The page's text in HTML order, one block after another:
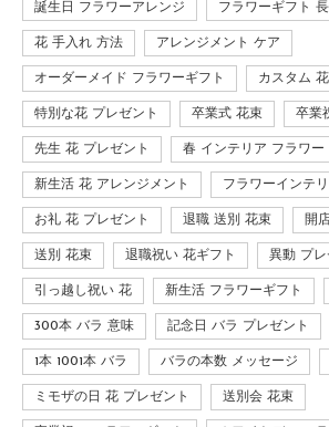
誕生日 フラワーアレンジ フラワーギフト
花 手入れ 方法 アレンジメント ケア
オーダーメイド フラワーギフト カスタム
特別な花 プレゼント 卒業式 花束 卒業
先生 花 プレゼント 春 インテリア フラワー
新生活 花 アレンジメント フラワーインテ
お礼 花 プレゼント 退職 送別 花束 開
送別 花束 退職祝い 花ギフト 異動 プ
引っ越し祝い 花 新生活 フラワーギフト
300本 バラ 意味 記念日 バラ プレゼント
1本 1001本 バラ バラの本数 メッセージ
ミモザの日 花 プレゼント 送別会 花束